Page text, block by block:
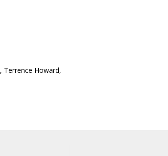
, Terrence Howard,